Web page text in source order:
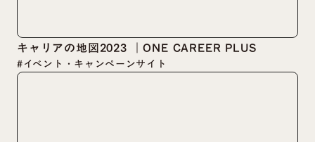
キャリアの地図2023 ｜ONE CAREER PLUS
#イベント・キャンペーンサイト